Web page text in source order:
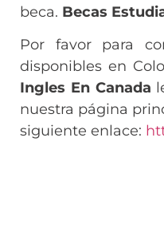
beca. Becas
Por favor para
disponibles en
Ingles En Canada
nuestra página
siguiente enlace: